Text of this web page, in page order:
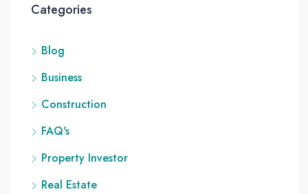
Categories
Blog
Business
Construction
FAQ's
Property Investor
Real Estate